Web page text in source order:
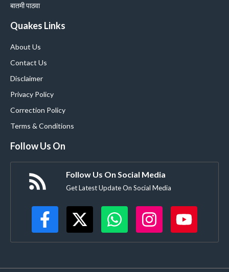
बातमी पाठवा
Quakes Links
About Us
Contact Us
Disclaimer
Privacy Policy
Correction Policy
Terms & Conditions
Follow Us On
Follow Us On Social Media
Get Latest Update On Social Media